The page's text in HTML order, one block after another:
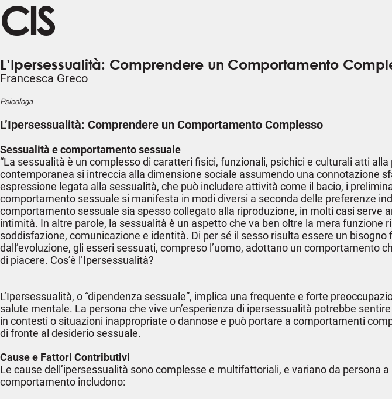
CIS
L’Ipersessualità: Comprendere un Comportamento
Francesca Greco
Psicologa
L’Ipersessualità: Comprendere un Comportamento Complesso
Sessualità e comportamento sessuale
“La sessualità è un complesso di caratteri fisici, funzionali, psichici e culturali atti
contemporanea si intreccia alla dimensione sociale assumendo una connotazione
espressione legata alla sessualità, che può includere attività come il bacio, i
comportamento sessuale si manifesta in modi diversi a seconda delle preferenze
comportamento sessuale sia spesso collegato alla riproduzione, in molti casi serve
intimità. In altre parole, la sessualità è un aspetto che va ben oltre la mera
soddisfazione, comunicazione e identità. Di per sé il sesso risulta essere un
dall’evoluzione, gli esseri sessuati, compreso l’uomo, adottano un
di piacere. Cos’è l’Ipersessualità?
L’Ipersessualità, o “dipendenza sessuale”, implica una frequente e forte
salute mentale. La persona che vive un’esperienza di ipersessualità potrebbe
in contesti o situazioni inappropriate o dannose e può portare a comportamenti
di fronte al desiderio sessuale.
Cause e Fattori Contributivi
Le cause dell’ipersessualità sono complesse e multifattoriali, e variano da
comportamento includono: